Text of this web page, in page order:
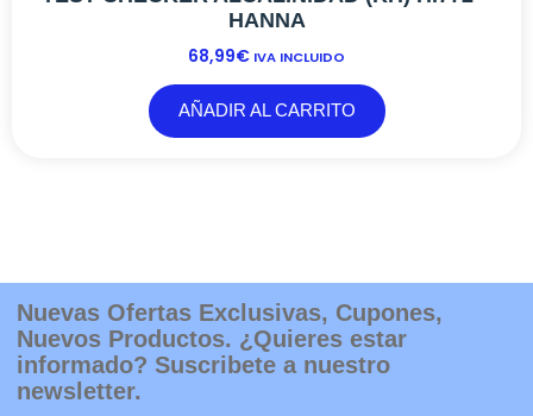
HANNA
68,99€ IVA INCLUIDO
AÑADIR AL CARRITO
Nuevas Ofertas Exclusivas, Cupones,
Nuevos Productos. ¿Quieres estar
informado? Suscribete a nuestro
newsletter.